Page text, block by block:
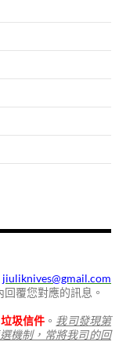
jiuliknives@gmail.com
回覆您對應的訊息。
垃圾信件 。 我司發現第
機制，常將我司的回